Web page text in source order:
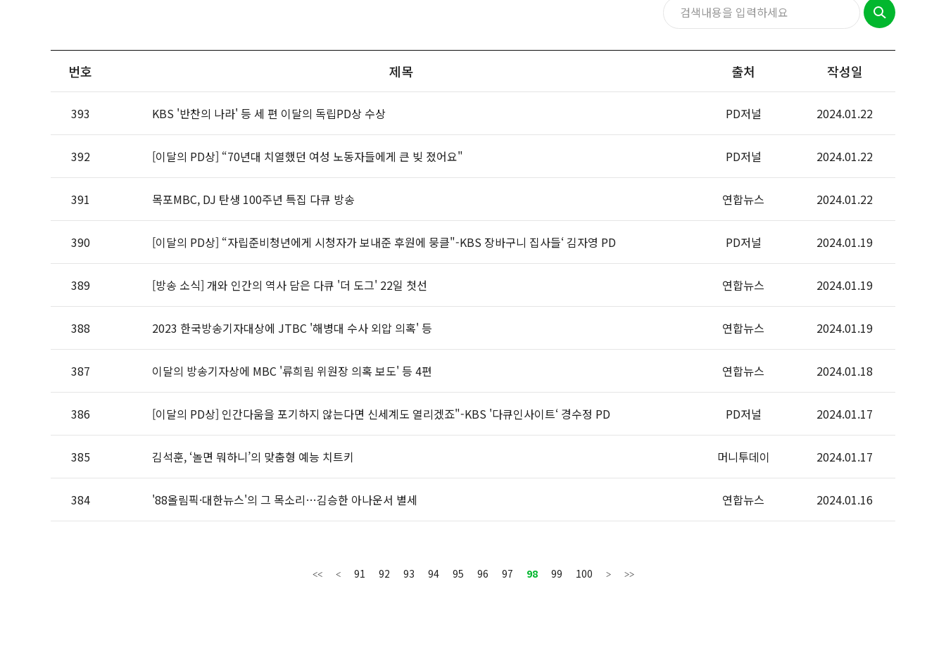
번호 제목 출처 작성일
393 KBS '반찬의 나라' 등 세 편 이달의 독립PD상 수상 PD저널 2024.01.22
392 [이달의 PD상] “70년대 치열했던 여성 노동자들에게 큰 빚 졌어요" PD저널 2024.01.22
391 목포MBC, DJ 탄생 100주년 특집 다큐 방송 연합뉴스 2024.01.22
390 [이달의 PD상] “자립준비청년에게 시청자가 보내준 후원에 뭉클"-KBS 장바구니 집사들‘ 김자영 PD PD저널 2024.01.19
389 [방송 소식] 개와 인간의 역사 담은 다큐 '더 도그' 22일 첫선 연합뉴스 2024.01.19
388 2023 한국방송기자대상에 JTBC '해병대 수사 외압 의혹' 등 연합뉴스 2024.01.19
387 이달의 방송기자상에 MBC '류희림 위원장 의혹 보도' 등 4편 연합뉴스 2024.01.18
386 [이달의 PD상] 인간다움을 포기하지 않는다면 신세계도 열리겠죠"-KBS '다큐인사이트‘ 경수정 PD PD저널 2024.01.17
385 김석훈, ‘놀면 뭐하니’의 맞춤형 예능 치트키 머니투데이 2024.01.17
384 '88올림픽·대한뉴스'의 그 목소리…김승한 아나운서 별세 연합뉴스 2024.01.16
91 92 93 94 95 96 97 98 99 100